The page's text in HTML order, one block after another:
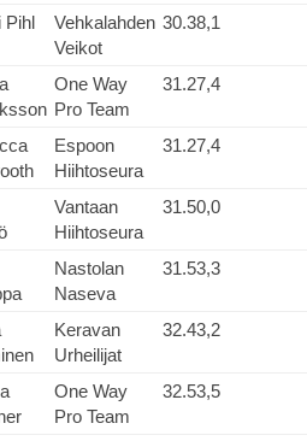
Pihl
Vehkalahden
Veikot
30.38,1
One Way
Pro Team
31.27,4
Espoon
Hiihtoseura
31.27,4
Vantaan
Hiihtoseura
31.50,0
Nastolan
Naseva
31.53,3
Keravan
Urheilijat
32.43,2
One Way
Pro Team
32.53,5